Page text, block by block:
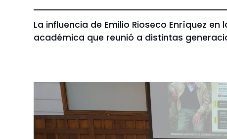
La influencia de Emilio Rioseco Enríquez
académica que reunió a distintas